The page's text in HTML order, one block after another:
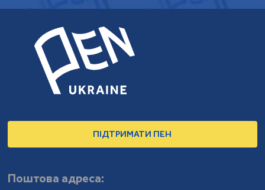
ПІДТРИМАТИ ПЕН
Поштова адреса: